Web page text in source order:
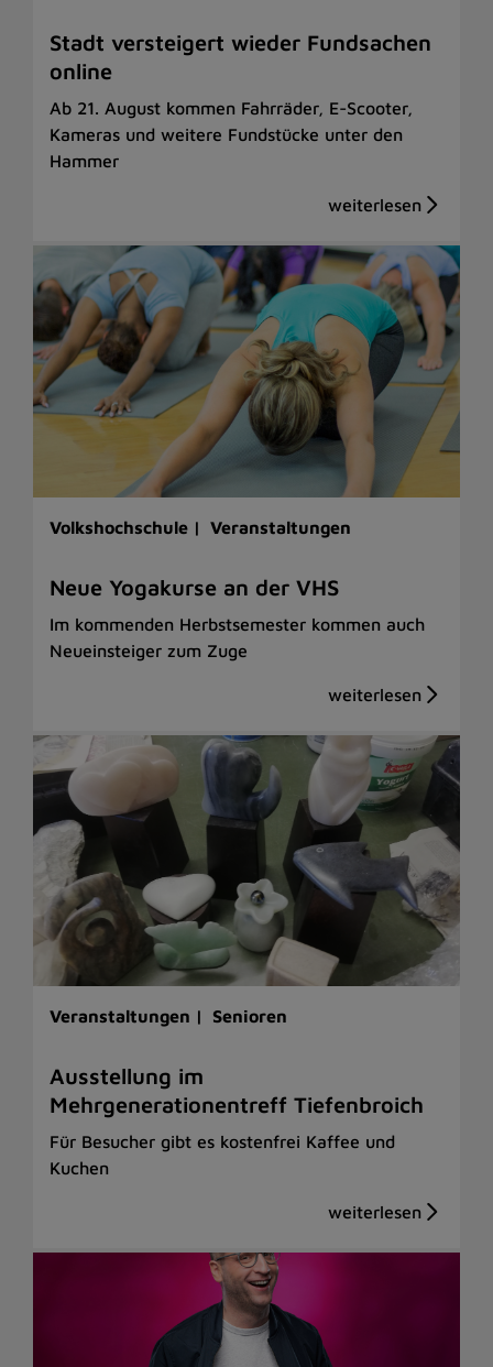
Stadt versteigert wieder Fundsachen
online
Ab 21. August kommen Fahrräder, E-Scooter,
Kameras und weitere Fundstücke unter den
Hammer
Volkshochschule | Veranstaltungen
Neue Yogakurse an der VHS
Im kommenden Herbstsemester kommen auch
Neueinsteiger zum Zuge
Veranstaltungen | Senioren
Ausstellung im
Mehrgenerationentreff Tiefenbroich
Für Besucher gibt es kostenfrei Kaffee und
Kuchen